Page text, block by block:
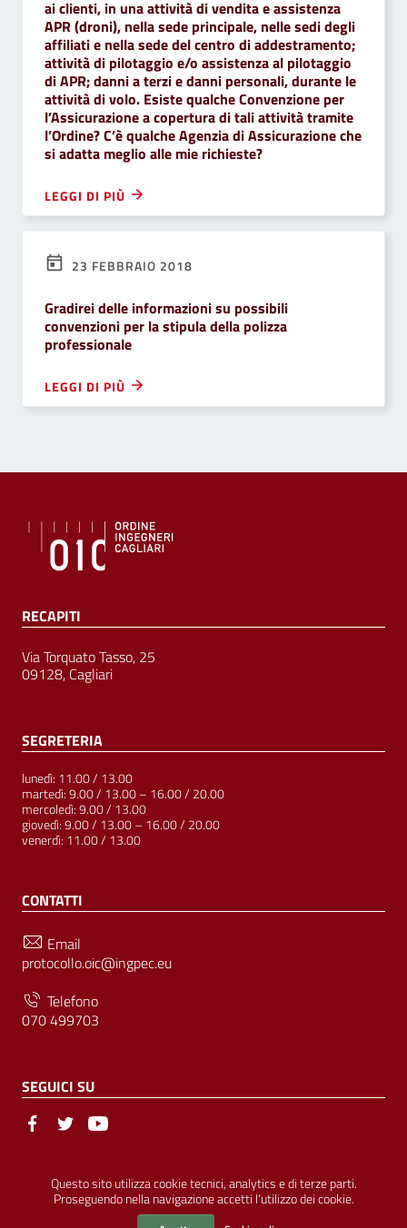
Questo sito utilizza cookie tecnici, analytics e di terze parti.
Proseguendo nella navigazione accetti l’utilizzo dei cookie.
ai clienti, in una attività di vendita e assistenza
APR (droni), nella sede principale, nelle sedi degli
affiliati e nella sede del centro di addestramento;
attività di pilotaggio e/o assistenza al pilotaggio
di APR; danni a terzi e danni personali, durante le
attività di volo. Esiste qualche Convenzione per
l’Assicurazione a copertura di tali attività tramite
l’Ordine? C’è qualche Agenzia di Assicurazione che
si adatta meglio alle mie richieste?
LEGGI DI PIÙ
23 FEBBRAIO 2018
Gradirei delle informazioni su possibili
convenzioni per la stipula della polizza
professionale
LEGGI DI PIÙ
RECAPITI
Via Torquato Tasso, 25
09128, Cagliari
SEGRETERIA
lunedì: 11.00 / 13.00
martedì: 9.00 / 13.00 – 16.00 / 20.00
mercoledì: 9.00 / 13.00
giovedì: 9.00 / 13.00 – 16.00 / 20.00
venerdì: 11.00 / 13.00
CONTATTI
Email
protocollo.oic@ingpec.eu
Telefono
070 499703
SEGUICI SU
Sezione Link Utili
© Ordine degli Ingegneri della Provincia di Cagliari | P.IVA
00458800927 |Amministrazione Trasparente | Pubblicità Legale